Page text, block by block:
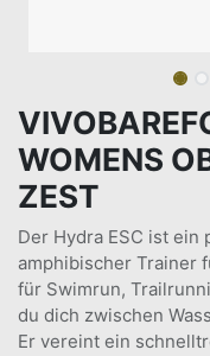
WOMENS
ZEST
Der Hydra ESC ist
amphibischer Trainer
für Swimrun,
du dich zwischen
Er vereint ein